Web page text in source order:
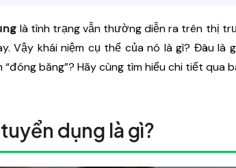
là tình trạng vẫn thường diễn ra trên thị
Vậy khái niệm cụ thể của nó là gì? Đâu
băng”? Hãy cùng tìm hiểu chi tiết qua
dụng là gì?